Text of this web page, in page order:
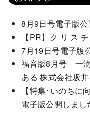
8月9日号電子版公
【PR】ク リ ス
7月19日号電子版
福音版8月号 一
ある 株式会社坂
【特集･いのちに
電子版公開しまし